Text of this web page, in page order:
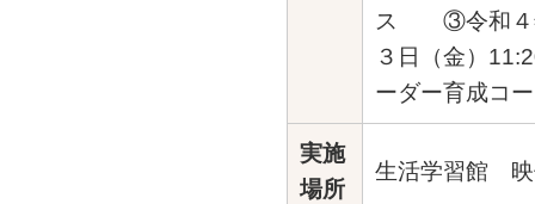
ス ③令和４
３日（金）
ーダー育成コ
実施
場所
生活学習館 映